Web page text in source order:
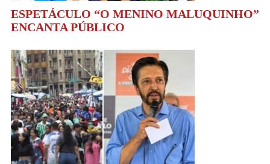
ESPETÁCULO “O MENINO MALUQUINHO”
ENCANTA PÚBLICO